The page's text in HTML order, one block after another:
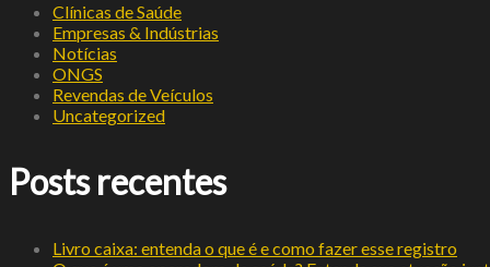
Clínicas de Saúde
Empresas & Indústrias
Notícias
ONGS
Revendas de Veículos
Uncategorized
Posts recentes
Livro caixa: entenda o que é e como fazer esse registro